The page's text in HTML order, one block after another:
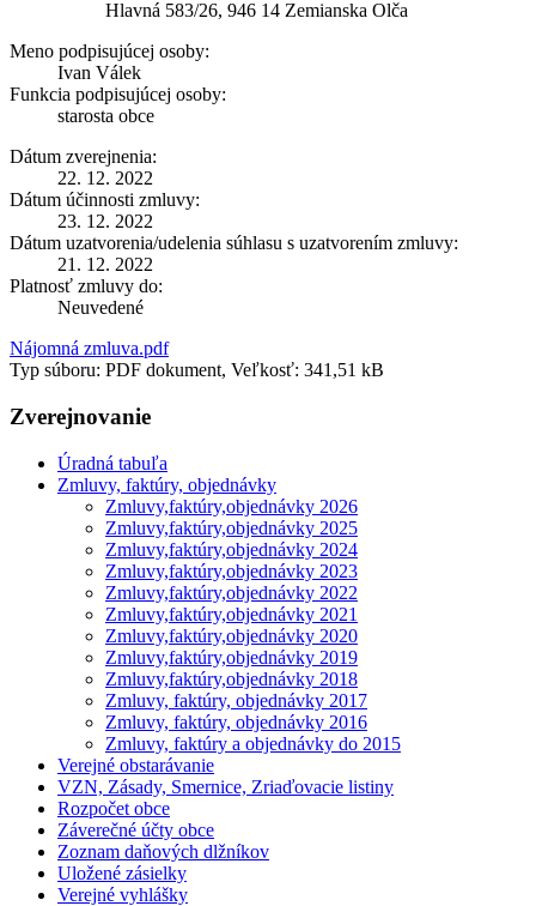
Hlavná 583/26, 946 14 Zemianska Olča
Meno podpisujúcej osoby:
Ivan Válek
Funkcia podpisujúcej osoby:
starosta obce
Dátum zverejnenia:
22. 12. 2022
Dátum účinnosti zmluvy:
23. 12. 2022
Dátum uzatvorenia/udelenia súhlasu s uzatvorením zmluvy:
21. 12. 2022
Platnosť zmluvy do:
Neuvedené
Nájomná zmluva.pdf
Typ súboru: PDF dokument, Veľkosť: 341,51 kB
Zverejnovanie
Úradná tabuľa
Zmluvy, faktúry, objednávky
Zmluvy,faktúry,objednávky 2026
Zmluvy,faktúry,objednávky 2025
Zmluvy,faktúry,objednávky 2024
Zmluvy,faktúry,objednávky 2023
Zmluvy,faktúry,objednávky 2022
Zmluvy,faktúry,objednávky 2021
Zmluvy,faktúry,objednávky 2020
Zmluvy,faktúry,objednávky 2019
Zmluvy,faktúry,objednávky 2018
Zmluvy, faktúry, objednávky 2017
Zmluvy, faktúry, objednávky 2016
Zmluvy, faktúry a objednávky do 2015
Verejné obstarávanie
VZN, Zásady, Smernice, Zriaďovacie listiny
Rozpočet obce
Záverečné účty obce
Zoznam daňových dlžníkov
Uložené zásielky
Verejné vyhlášky